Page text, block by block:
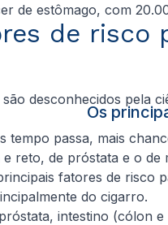
de estômago, com
de
desconhecidos pela
Os
tempo passa, mais
reto, de próstata e o de
fatores de risco
do cigarro.
intestino (cólon